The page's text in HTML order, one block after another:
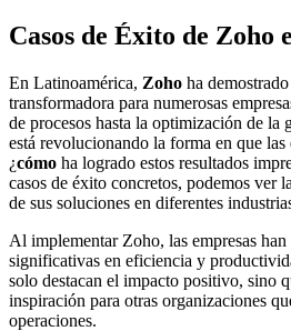
Casos de Éxito de Zoho
En Latinoamérica, Zoho ha
transformadora para numerosas
de procesos hasta la optimización de la
está revolucionando la forma en que las
¿cómo ha logrado estos resultados
casos de éxito concretos, podemos ver
de sus soluciones en diferentes
Al implementar Zoho, las empresas
significativas en eficiencia y
solo destacan el impacto positivo, sino
inspiración para otras organizaciones
operaciones.